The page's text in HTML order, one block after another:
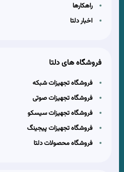
راهکارها
اخبار دلتا
فروشگاه های دلتا
فروشگاه تجهیزات شبکه
فروشگاه تجهیزات صوتی
فروشگاه تجهیزات سیسکو
فروشگاه تجهیزات پیجینگ
فروشگاه محصولات دلتا